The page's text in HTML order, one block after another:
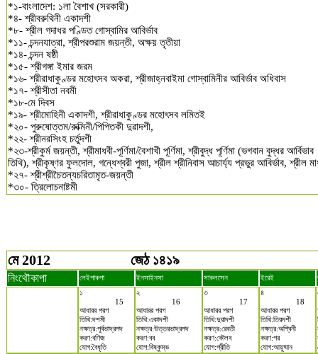
*১-বাংলাদেশ: ১লা বৈশাখ (সরকারী)
*৪- শ্রীবরুথিনী একাদশী
*৮- শ্রীল গদাধর পণ্ডিত গোস্বামির আবির্ভাব
*১১- চন্দনযাত্রা, শ্রীপরশুরাম জয়ন্তী, অক্ষয় তৃতীয়া
*১৪- চন্দন ষষ্ঠী
*১৫- শ্রীগঙ্গা ইমার জরম
*১৬- শ্রীরাধাকুণ্ডর মহোৎসব অকরা, শ্রীজাহ্নবাইমা গোস্বামিনীর আবির্ভাব অধিবাস
*১৭- শ্রীসীতা নবমী
*১৮-মে দিবস
*১৯- শ্রীমোহিনী একাদশী, শ্রীরাধাকুণ্ডর মহোৎসব লমিতই
*২০- পুরুষোত্তম/রুক্মিনী/পিপিতকী দুৱাদশী,
*২২- শ্রীনরসিংহ চর্তুদশী
*২৩-শ্রীকুর্ম জয়ন্তী, শ্রীমাধবী-পূর্ণিমা/বৈশাখী পূর্ণিমা, শ্রীবুদ্ধ পূর্ণিমা (ভগবান বুদ্ধর আর্বিভাব
তিথি), শ্রীকৃষ্ণর ফুলদোল, গন্ধেশ্বরী পুজা, শ্রীল শ্রীনিবাস আচার্য্য প্রভুর আবির্ভাব, শ্রীল
*২৭- শ্রীশ্রীচৈতন্যচরিতামৃত-জয়ন্তী
*৩০- ত্রিলোচনাষ্টমী
মে 2012 জেঠ ১৪১৯
নিংথৌকাপা লেইপাকপা ইনসাইনসা সাকলসেন ইরেই
১
15
আধারর পরগ
তিথি:দশমী
নক্ষত্র:পূর্বভাদ্রপদ
করণ:বণিজ
যোগ:বৈধৃতি
২
16
আধারর পরগ
তিথি:একাদশী
নক্ষত্র:উত্তরভাদ্রপদ
করণ:বব
যোগ:বিষ্কুম্ভ
৩
17
আধারর পরগ
তিথি:দুৱাদশী
নক্ষত্র:রেবতী
করণ:কৌলব
যোগ:প্রীতি
৪
18
আধারর পরগ
তিথি:তিরদশী
নক্ষত্র:অশ্বিনী
করণ:গর
যোগ:আয়ুষ্মান